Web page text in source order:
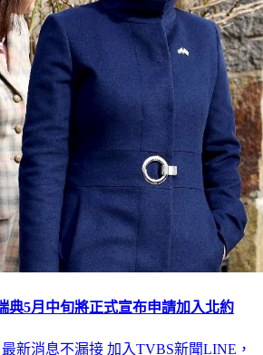
典5月中旬將正式宣布申請加入北約
新消息不漏接 加入TVBS新聞LINE，